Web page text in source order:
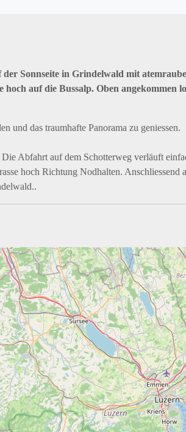
Sonnseite in Grindelwald mit
auf die Bussalp. Oben angekommen
und das traumhafte Panorama zu geniessen.
Abfahrt auf dem Schotterweg verläuft
hoch Richtung Nodhalten. Anschliessend